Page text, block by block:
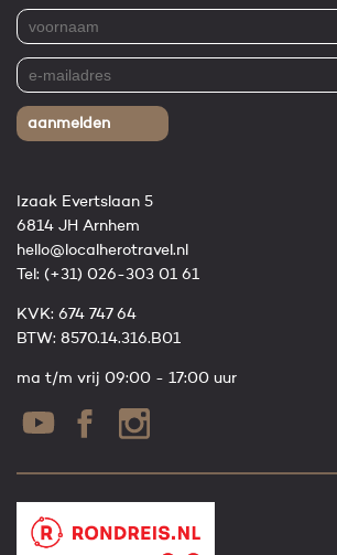
aanmelden
Izaak Evertslaan 5
6814 JH Arnhem
hello@localherotravel.nl
Tel: (+31) 026-303 01 61
KVK: 674 747 64
BTW: 8570.14.316.B01
ma t/m vrij 09:00 - 17:00 uur